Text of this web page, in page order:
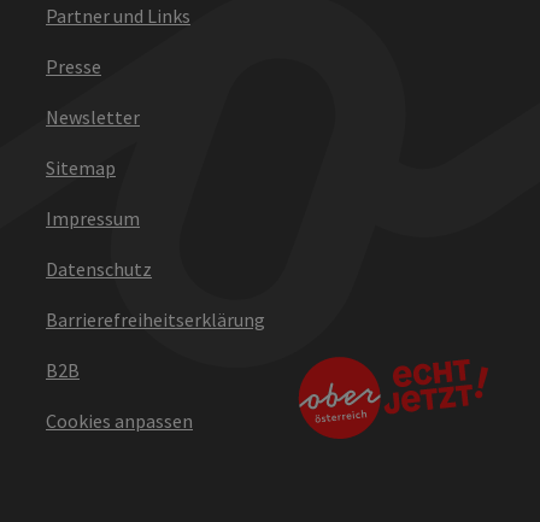
Partner und Links
Presse
Newsletter
Sitemap
Impressum
Datenschutz
Barrierefreiheitserklärung
B2B
Cookies anpassen